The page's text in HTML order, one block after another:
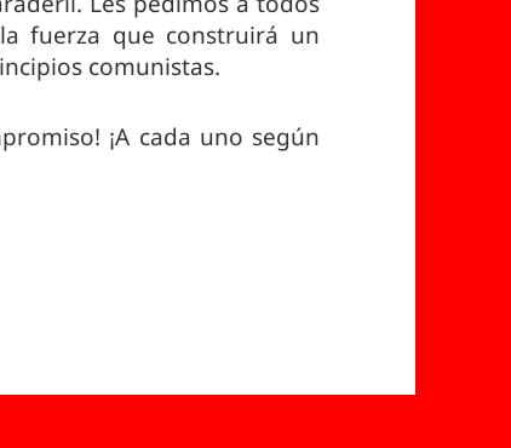
fuerza que construirá un
comunistas.
¡A cada uno según